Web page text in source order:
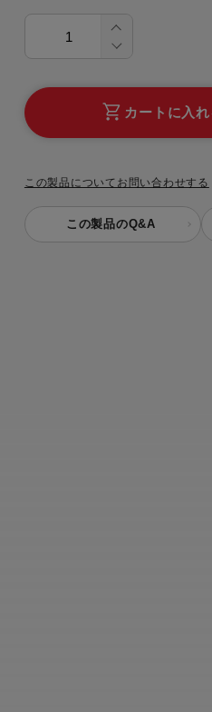
カートに入れ
この製品についてお問い合わせする
この製品のQ&A